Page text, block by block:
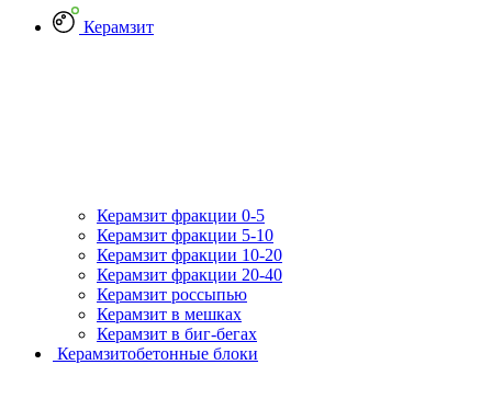
Керамзит
Керамзит фракции 0-5
Керамзит фракции 5-10
Керамзит фракции 10-20
Керамзит фракции 20-40
Керамзит россыпью
Керамзит в мешках
Керамзит в биг-бегах
Керамзитобетонные блоки